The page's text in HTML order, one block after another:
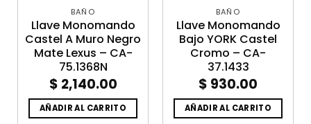
BAÑO
Llave Monomando
Castel A Muro Negro
Mate Lexus – CA-
75.1368N
$ 2,140.00
AÑADIR AL CARRITO
BAÑO
Llave Monomando
Bajo YORK Castel
Cromo – CA-
37.1433
$ 930.00
AÑADIR AL CARRITO